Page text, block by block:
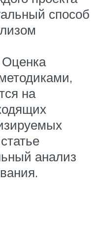
способ
Оценка
на
анализ